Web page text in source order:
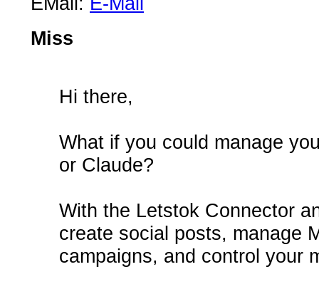
Miss
Hi there,
What if you could manage
or Claude?
With the Letstok Connector
create social posts, manage
campaigns, and control your